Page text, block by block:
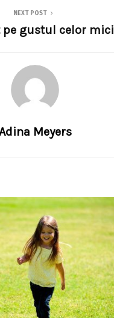
NEXT POST
pe gustul celor mici
Meyers